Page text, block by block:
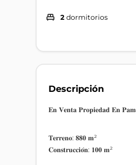
2 dormitorios
Descripción
𝐄𝐧 𝐕𝐞𝐧𝐭𝐚 𝐏𝐫𝐨𝐩𝐢𝐞𝐝𝐚𝐝 𝐄𝐧
𝐓𝐞𝐫𝐫𝐞𝐧𝐨: 𝟖𝟖𝟎 𝐦²
𝐂𝐨𝐧𝐬𝐭𝐫𝐮𝐜𝐜𝐢𝐨́𝐧: 𝟏𝟎𝟎 𝐦²